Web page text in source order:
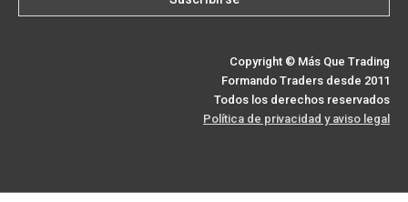
Copyright © Más Que Trading
Formando Traders desde 2011
Todos los derechos reservados
Política de privacidad y aviso legal